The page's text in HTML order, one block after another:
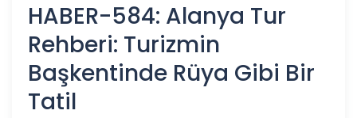
HABER-584: Alanya Tur
Rehberi: Turizmin
Başkentinde Rüya Gibi Bir
Tatil